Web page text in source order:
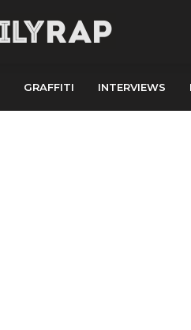
GRAFFITI INTERVIEWS